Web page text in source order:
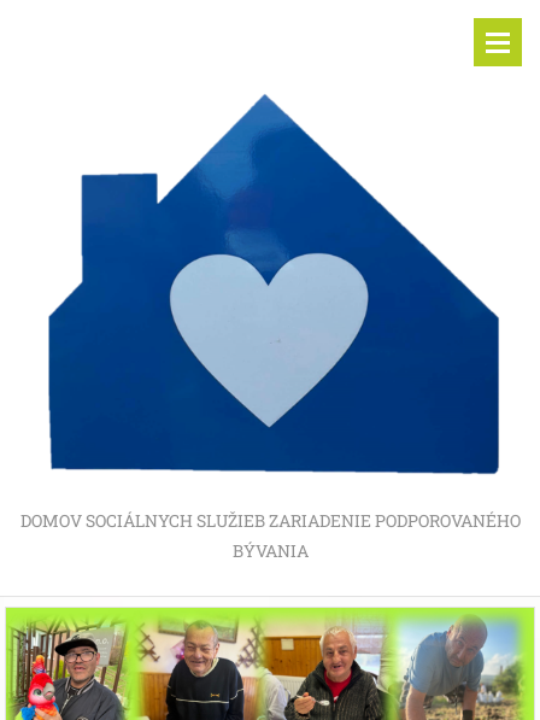
DOMOV SOCIÁLNYCH SLUŽIEB ZARIADENIE PODPOROVANÉHO
BÝVANIA